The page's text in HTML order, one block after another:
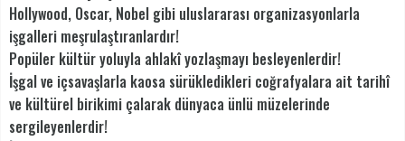
Hollywood, Oscar, Nobel gibi uluslararası organizasyonlarla
işgalleri meşrulaştıranlardır!
Popüler kültür yoluyla ahlakî yozlaşmayı besleyenlerdir!
İşgal ve içsavaşlarla kaosa sürükledikleri coğrafyalara ait tarihî
ve kültürel birikimi çalarak dünyaca ünlü müzelerinde
sergileyenlerdir!